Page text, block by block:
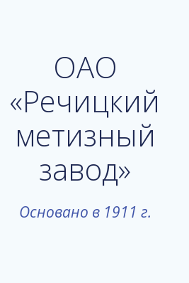
ОАО
«Речицкий
метизный
завод»
Основано в 1911 г.